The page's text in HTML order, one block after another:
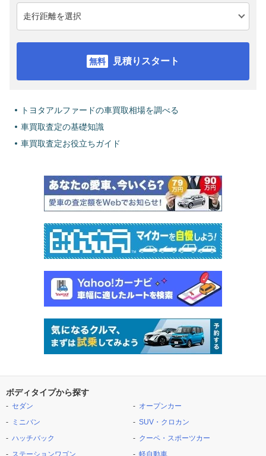
見積りスタート
トヨタアルファードの車買取相場を調べる
車買取査定の基礎知識
車買取査定お役立ちガイド
ボディタイプから探す
セダン
ミニバン
ハッチバック
オープンカー
SUV・クロカン
クーペ・スポーツカー